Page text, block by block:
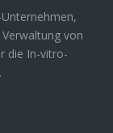
von
die In-vitro-